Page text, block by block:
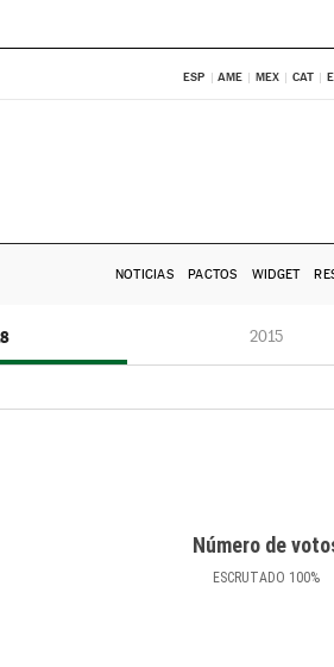
ESP AME MEX CAT
NOTICIAS PACTOS WIDGET
2015
Número de
ESCRUTADO 100%